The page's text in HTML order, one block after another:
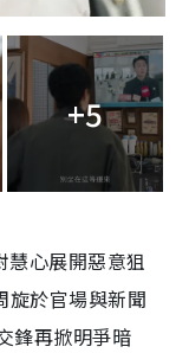
+5
慧心展開惡意狙
旋於官場與新聞
鋒再掀明爭暗